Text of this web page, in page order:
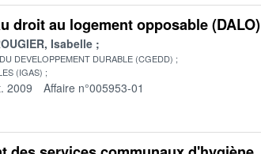
droit au logement opposable (DALO)
Isabelle
DEVELOPPEMENT DURABLE (CGEDD)
(IGAS)
2009 Affaire n°005953-01